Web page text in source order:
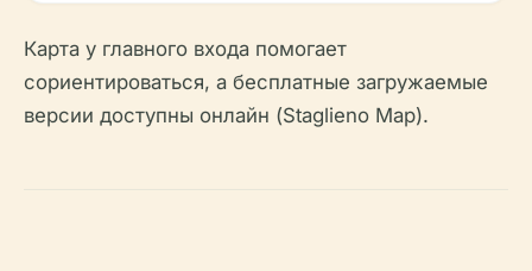
Карта у главного входа помогает
сориентироваться, а бесплатные загружаемые
версии доступны онлайн (Staglieno Map).